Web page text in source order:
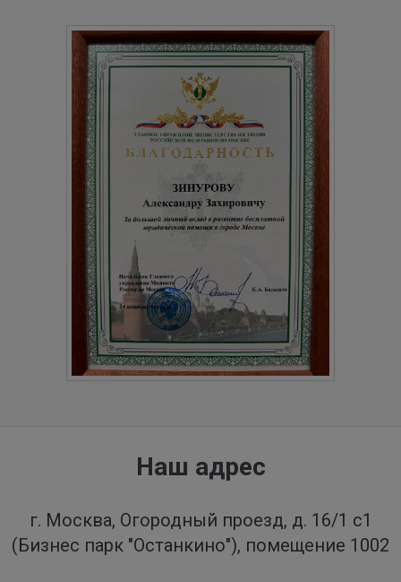
Наш адрес
г. Москва, Огородный проезд, д. 16/1 с1
(Бизнес парк "Останкино"), помещение 1002